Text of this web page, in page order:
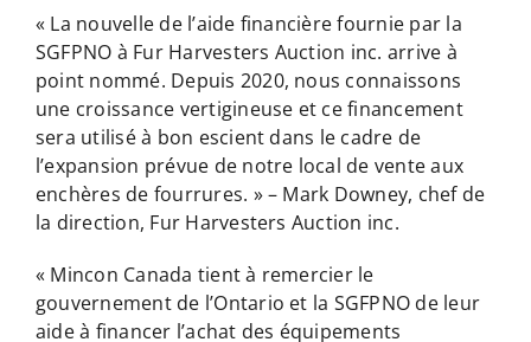
« La nouvelle de l’aide financière fournie par la
SGFPNO à Fur Harvesters Auction inc. arrive à
point nommé. Depuis 2020, nous connaissons
une croissance vertigineuse et ce financement
sera utilisé à bon escient dans le cadre de
l’expansion prévue de notre local de vente aux
enchères de fourrures. » – Mark Downey, chef de
la direction, Fur Harvesters Auction inc.
« Mincon Canada tient à remercier le
gouvernement de l’Ontario et la SGFPNO de leur
aide à financer l’achat des équipements